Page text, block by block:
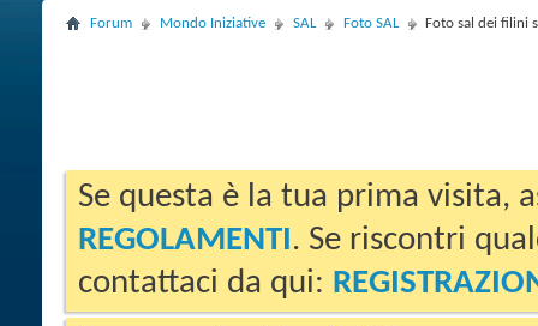
Forum Mondo Iniziative SAL Foto SAL Foto sal dei filini
Se questa è la tua prima visita,
REGOLAMENTI. Se riscontri
contattaci da qui: